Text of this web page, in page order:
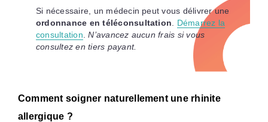
Si nécessaire, un médecin peut vous délivrer une
ordonnance en téléconsultation
Démarrez la
consultation .N’avancez aucun frais si vous
consultez en tiers payant.
Comment soigner naturellement une rhinite
allergique ?